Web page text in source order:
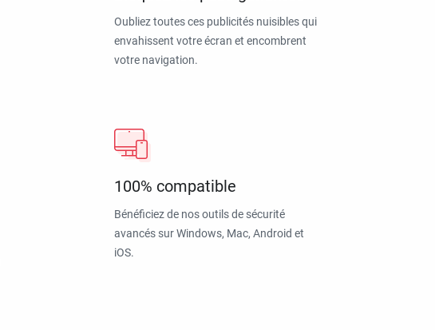
Oubliez toutes ces publicités nuisibles qui
envahissent votre écran et encombrent
votre navigation.
100% compatible
Bénéficiez de nos outils de sécurité
avancés sur Windows, Mac, Android et
iOS.